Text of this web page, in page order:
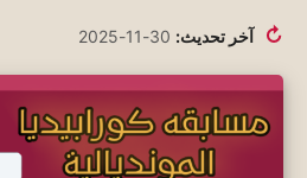
↻ آخر تحديث: 30-11-2025